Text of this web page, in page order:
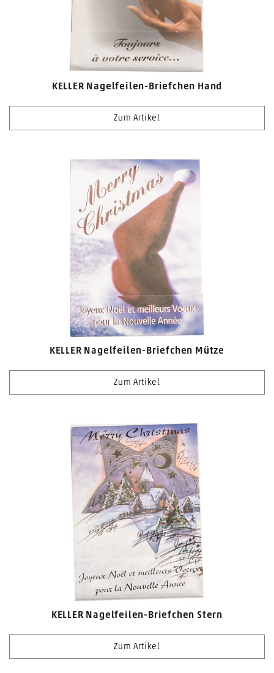
KELLER Nagelfeilen-Briefchen Hand
Zum Artikel
KELLER Nagelfeilen-Briefchen Mütze
Zum Artikel
KELLER Nagelfeilen-Briefchen Stern
Zum Artikel